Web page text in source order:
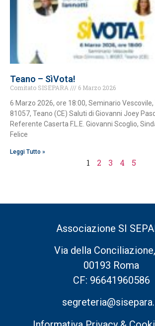
Teano – SìVota!
Comitato SISEPARA
6 Marzo 2026
6 Marzo 2026, ore 18:00, Seminario Vescovile,
81057, Teano (CE) Saluti di Giovanni Joey
Referente Caserta F.L.E. Giovanni Scoglio,
Felice
Leggi Tutto »
1 2 3 4 5
Associazione SI
Via della
00193 Roma
CF: 96641960586